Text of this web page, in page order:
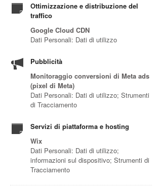
Ottimizzazione e distribuzione del
traffico
Google Cloud CDN
Dati Personali: Dati di utilizzo
Pubblicità
Monitoraggio conversioni di Meta ads
(pixel di Meta)
Dati Personali: Dati di utilizzo; Strumenti
di Tracciamento
Servizi di piattaforma e hosting
Wix
Dati Personali: Dati di utilizzo;
informazioni sul dispositivo; Strumenti di
Tracciamento